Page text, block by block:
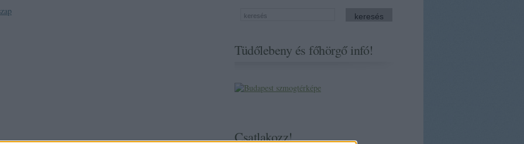
Tüdőlebeny és főhörgő infó!
Csatlakozz!